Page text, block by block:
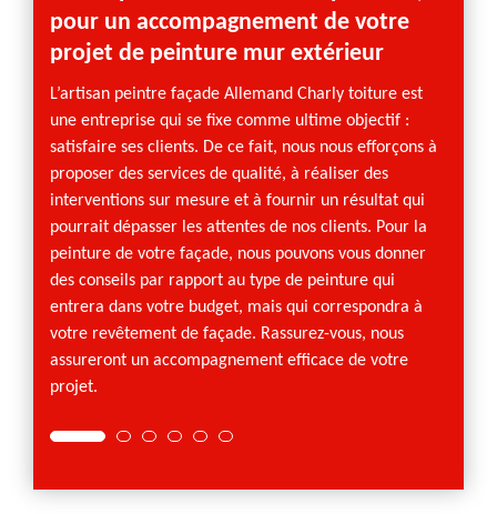
pour un accompagnement de votre
projet de peinture mur extérieur
L’artisan peintre façade Allemand Charly toiture est
une entreprise qui se fixe comme ultime objectif :
satisfaire ses clients. De ce fait, nous nous efforçons à
proposer des services de qualité, à réaliser des
interventions sur mesure et à fournir un résultat qui
pourrait dépasser les attentes de nos clients. Pour la
peinture de votre façade, nous pouvons vous donner
des conseils par rapport au type de peinture qui
entrera dans votre budget, mais qui correspondra à
votre revêtement de façade. Rassurez-vous, nous
assureront un accompagnement efficace de votre
projet.